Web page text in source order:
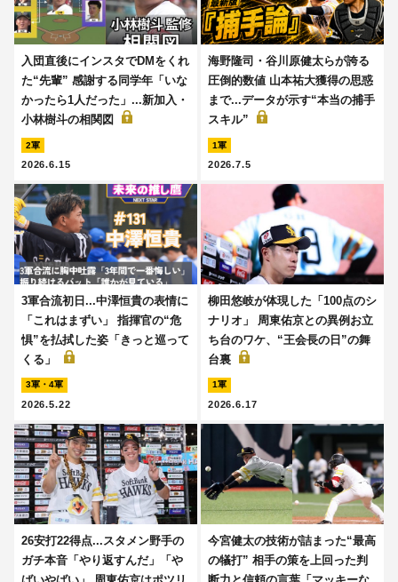
入団直後にインスタでDMをくれ
た“先輩” 感謝する同学年「いな
かったら1人だった」...新加入・
小林樹斗の相関図
2軍
2026.6.15
海野隆司・谷川原健太らが誇る
圧倒的数値 山本祐大獲得の思惑
まで...データが示す“本当の捕手
スキル”
1軍
2026.7.5
3軍合流初日...中澤恒貴の表情に
「これはまずい」 指揮官の“危
惧”を払拭した姿「きっと巡って
くる」
3軍・4軍
2026.5.22
柳田悠岐が体現した「100点のシ
ナリオ」 周東佑京との異例お立
ち台のワケ、“王会長の日”の舞
台裏
1軍
2026.6.17
26安打22得点...スタメン野手の
ガチ本音「やり返すんだ」「や
今宮健太の技術が詰まった“最高
の犠打” 相手の策を上回った判